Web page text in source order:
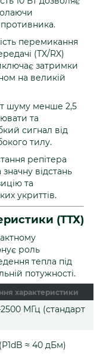
перемикання
(TX/RX)
затримки
на великій
шуму менше 2,5
та
сигнал від
тилу.
репітера
відстань
та
укриттів.
(ТТХ)
роль
тепла під
потужності.
характеристики
МГц (стандарт
≈ 40 дБм)